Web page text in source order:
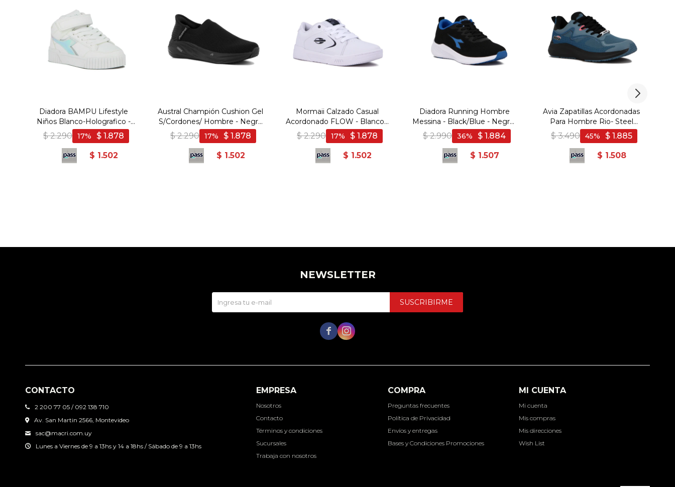
Diadora BAMPU Lifestyle
Niños Blanco-Holografico -
Blanco-Holografico
$ 2.290 $ 1.878
17
$ 1.502
Austral Champión Cushion Gel
S/Cordones/ Hombre - Negro
- Negro
$ 2.290 $ 1.878
17
$ 1.502
Mormaii Calzado Casual
Acordonado FLOW - Blanco -
Blanco
$ 2.290 $ 1.878
17
$ 1.502
Diadora Running Hombre
Messina - Black/Blue - Negro-
Azul
$ 2.990 $ 1.884
36
$ 1.507
Avia Zapatillas Acordonadas
Para Hombre Rio- Steel
Blue/Black - Azul-Negro
$ 3.490 $ 1.885
45
$ 1.508
CONTACTO
2 200 77 05 / 092 138 710
Av. San Martin 2566, Montevideo
sac@macri.com.uy
Lunes a Viernes de 9 a 13hs y 14 a 18hs / Sábado de 9 a 13hs
EMPRESA
Nosotros
Contacto
Términos y condiciones
Sucursales
Trabaja con nosotros
COMPRA
Preguntas frecuentes
Política de Privacidad
Envíos y entregas
Bases y Condiciones Promociones
MI CUENTA
Mi cuenta
Mis compras
Mis direcciones
Wish List
NEWSLETTER
SUSCRIBIRME
 